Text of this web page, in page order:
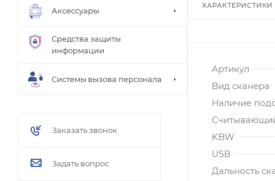
ХАРАКТЕРИСТИКИ
Артикул
Вид сканера
Наличие
KBW
USB
Дальность
Аксессуары
Средства защиты
информации
Системы вызова персонала
Заказать звонок
Задать вопрос